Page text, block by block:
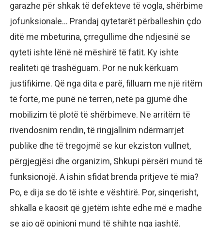
garazhe për shkak të defekteve të vogla, shërbime
jofunksionale… Prandaj qytetarët përballeshin çdo
ditë me mbeturina, çrregullime dhe ndjesinë se
qyteti ishte lënë në mëshirë të fatit. Ky ishte
realiteti që trashëguam. Por ne nuk kërkuam
justifikime. Që nga dita e parë, filluam me një ritëm
të fortë, me punë në terren, netë pa gjumë dhe
mobilizim të plotë të shërbimeve. Ne arritëm të
rivendosnim rendin, të ringjallnim ndërmarrjet
publike dhe të tregojmë se kur ekziston vullnet,
përgjegjësi dhe organizim, Shkupi përsëri mund të
funksionojë. A ishin sfidat brenda pritjeve të mia?
Po, e dija se do të ishte e vështirë. Por, sinqerisht,
shkalla e kaosit që gjetëm ishte edhe më e madhe
se ajo që opinioni mund të shihte nga jashtë.